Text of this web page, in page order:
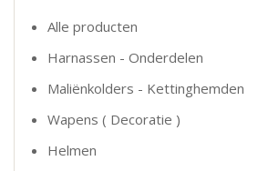
Alle producten
Harnassen - Onderdelen
Maliënkolders - Kettinghemden
Wapens ( Decoratie )
Helmen